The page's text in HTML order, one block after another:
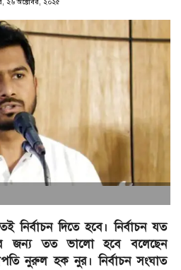
২৬ অক্টোবর, ২০২৫
নির্বাচন দিতে হবে। নির্বাচন যত
জন্য তত ভালো হবে বলেছেন
নুরুল হক নুর। নির্বাচন সংঘাত